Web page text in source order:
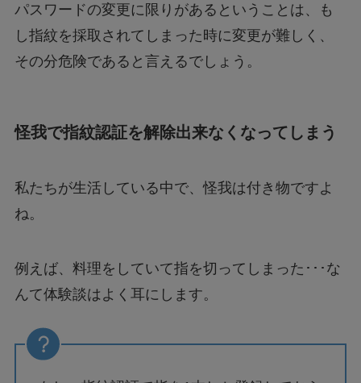
パスワードの変更に限りがあるということは、も
し指紋を採取されてしまった時に変更が難しく、
その分危険であると言えるでしょう。
怪我で指紋認証を解除出来なくなってしまう
私たちが生活している中で、怪我は付き物ですよ
ね。
例えば、料理をしていて指を切ってしまった･･･な
んて体験談はよく耳にします。